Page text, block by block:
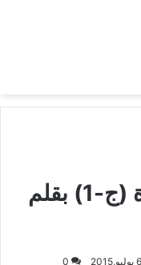
ولكم في القصاص حياة (ج-1) بقلم
0